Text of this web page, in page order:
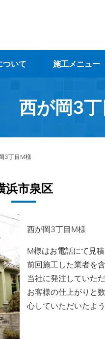
ついて 施工メニュー
西が岡3
3丁目M様
浜市泉区
西が岡3丁目M様
M様はお電話にて見
前回施工した業者を
当社に発注していた
お客様の仕上がりと
心していただいたよう